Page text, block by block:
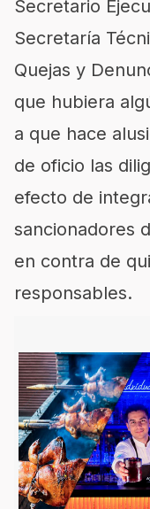
Secretario
Secretaría
Quejas y
que hubiera
a que hace
de oficio las
efecto de
sancionadores
en contra de
responsables.